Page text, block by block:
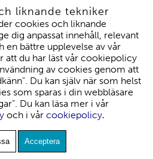
Mitt konto
Köpvillkor
Byten & Reklamationer
Leveranser
liknande tekniker
cookies och liknande
dig anpassat innehåll, relevant
en bättre upplevelse av vår
att du har läst vår cookiepolicy
av cookies genom att
Du kan själv när som helst
som sparas i din webbläsare
Du kan läsa mer i vår
och i vår cookiepolicy.
Acceptera